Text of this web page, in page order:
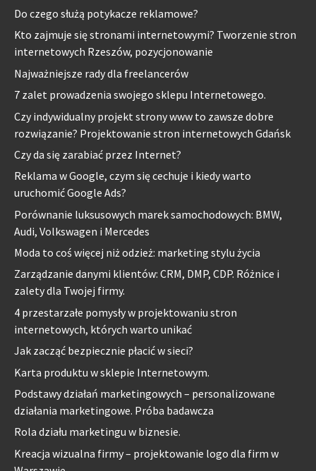
Do czego służą potykacze reklamowe?
Kto zajmuje się stronami internetowymi? Tworzenie stron
internetowych Rzeszów, pozycjonowanie
Najważniejsze rady dla freelancerów
7 zalet prowadzenia swojego sklepu Internetowego.
Czy indywidualny projekt strony www to zawsze dobre
rozwiązanie? Projektowanie stron internetowych Gdańsk
Czy da się zarabiać przez Internet?
Reklama w Google, czym się cechuje i kiedy warto
uruchomić Google Ads?
Porównanie luksusowych marek samochodowych: BMW,
Audi, Volkswagen i Mercedes
Moda to coś więcej niż odzież: marketing stylu życia
Zarządzanie danymi klientów: CRM, DMP, CDP. Różnice i
zalety dla Twojej firmy.
4 przestarzałe pomysły w projektowaniu stron
internetowych, których warto unikać
Jak zacząć bezpiecznie płacić w sieci?
Karta produktu w sklepie Internetowym.
Podstawy działań marketingowych – personalizowane
działania marketingowe. Próba badawcza
Rola działu marketingu w biznesie.
Kreacja wizualna firmy – projektowanie logo dla firm w